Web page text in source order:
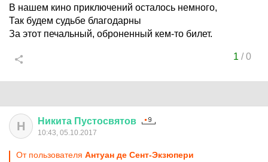
В нашем кино приключений осталось немного,
Так будем судьбе благодарны
За этот печальный, оброненный кем-то билет.
1 /0
Н Никита Пустосвятов
10:43, 05.10.2017
От пользователя Антуан де Сент-Экзюпери